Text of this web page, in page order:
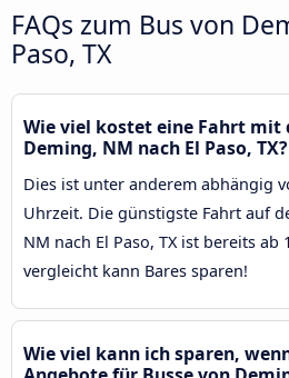
FAQs zum Bus von
Paso, TX
Wie viel kostet eine Fahrt mit
Deming, NM nach El Paso, TX?
Dies ist unter anderem abhängig
Uhrzeit. Die günstigste Fahrt auf
NM nach El Paso, TX ist bereits ab
vergleicht kann Bares sparen!
Wie viel kann ich sparen,